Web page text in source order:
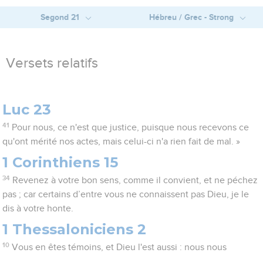
Segond 21 Hébreu / Grec - Strong
Versets relatifs
Luc 23
41 Pour nous, ce n'est que justice, puisque nous recevons ce
qu'ont mérité nos actes, mais celui-ci n'a rien fait de mal. »
1 Corinthiens 15
34 Revenez à votre bon sens, comme il convient, et ne péchez
pas ; car certains d’entre vous ne connaissent pas Dieu, je le
dis à votre honte.
1 Thessaloniciens 2
10 Vous en êtes témoins, et Dieu l'est aussi : nous nous